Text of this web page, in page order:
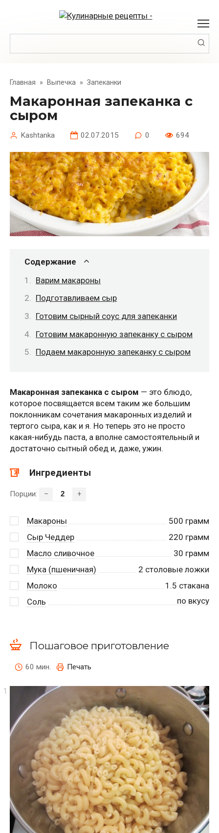
Главная » Выпечка » Запеканки
Макаронная запеканка с
сыром
Kashtanka 02.07.2015 0 694
Содержание
Варим макароны
Подготавливаем сыр
Готовим сырный соус для запеканки
Готовим макаронную запеканку с сыром
Подаем макаронную запеканку с сыром
Макаронная запеканка с сыром — это блюдо,
которое посвящается всем таким же большим
поклонникам сочетания макаронных изделий и
тертого сыра, как и я. Но теперь это не просто
какая-нибудь паста, а вполне самостоятельный и
достаточно сытный обед и, даже, ужин.
Ингредиенты
Порции: – +
Макароны 500 грамм
Сыр Чеддер
220 грамм
Масло сливочное
30 грамм
Мука (пшеничная)
2 столовые ложки
Молоко
1.5 стакана
Соль
по вкусу
Пошаговое приготовление
60 мин. Печать